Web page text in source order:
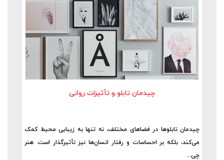
چیدمان تابلو و تأثیرات روانی
چیدمان تابلوها در فضاهای مختلف، نه تنها به زیبایی محیط کمک
می‌کند، بلکه بر احساسات و رفتار انسان‌ها نیز تأثیرگذار است. هنر
چی...